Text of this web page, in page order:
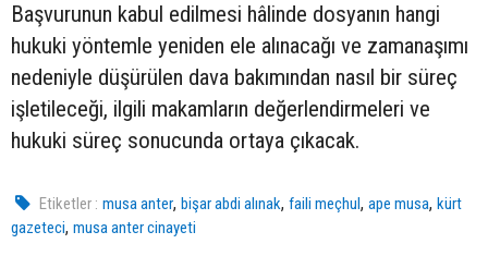
Başvurunun kabul edilmesi hâlinde dosyanın hangi
hukuki yöntemle yeniden ele alınacağı ve zamanaşımı
nedeniyle düşürülen dava bakımından nasıl bir süreç
işletileceği, ilgili makamların değerlendirmeleri ve
hukuki süreç sonucunda ortaya çıkacak.
Etiketler : musa anter,bişar abdi alınak,faili meçhul,ape musa,kürt
gazeteci, musa anter cinayeti